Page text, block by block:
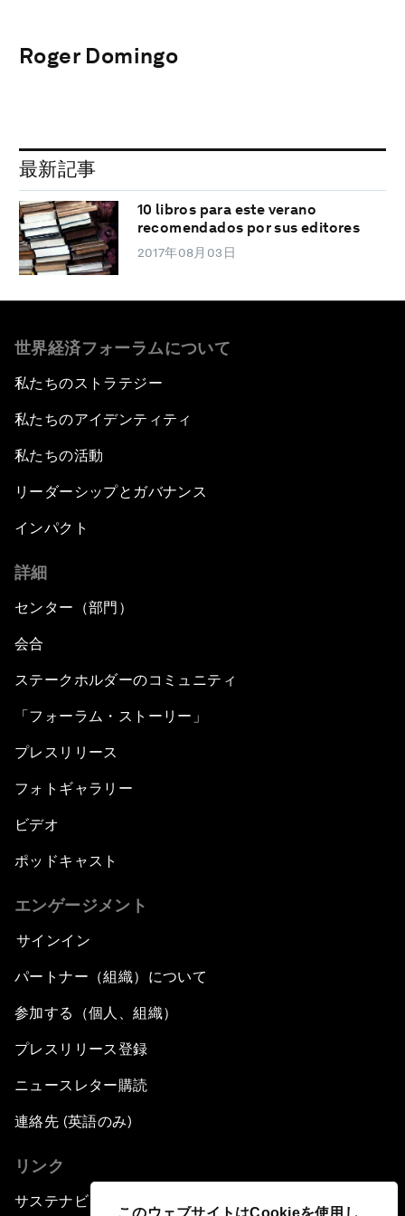
このウェブサイトはCookieを使用し
Roger Domingo
最新記事
10 libros para este verano
recomendados por sus editores
2017年08月03日
世界経済フォーラムについて
私たちのストラテジー
私たちのアイデンティティ
私たちの活動
リーダーシップとガバナンス
インパクト
詳細
センター（部門）
会合
ステークホルダーのコミュニティ
「フォーラム・ストーリー」
プレスリリース
フォトギャラリー
ビデオ
ポッドキャスト
エンゲージメント
サインイン
パートナー（組織）について
参加する（個人、組織）
プレスリリース登録
ニュースレター購読
連絡先 (英語のみ)
リンク
サステナビリティへの取り組み